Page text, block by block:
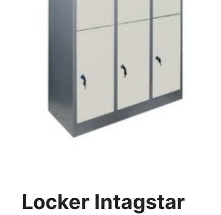
Locker Intagstar